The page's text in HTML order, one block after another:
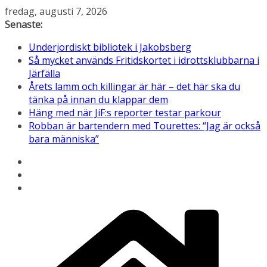
Hoppa
till
fredag, augusti 7, 2026
Senaste:
Underjordiskt bibliotek i Jakobsberg
Så mycket används Fritidskortet i idrottsklubbarna i
Järfälla
Årets lamm och killingar är här – det här ska du
tänka på innan du klappar dem
Häng med när JiF:s reporter testar parkour
Robban är bartendern med Tourettes: “Jag är också
bara människa”